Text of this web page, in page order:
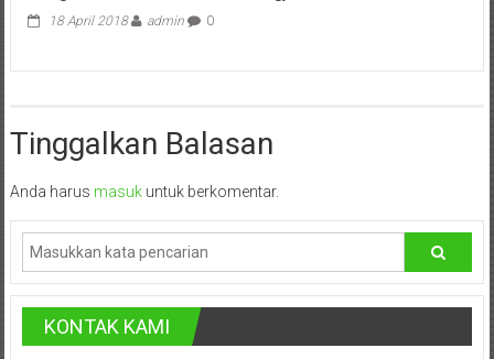
Purwokerto,
Kebumen,
Purwodadi,
Wonogiri,
Pacitan,
Palembang,
Bandar
18 April 2018 admin 0
Tinggalkan Balasan
Anda harus masukuntuk berkomentar.
KONTAK KAMI